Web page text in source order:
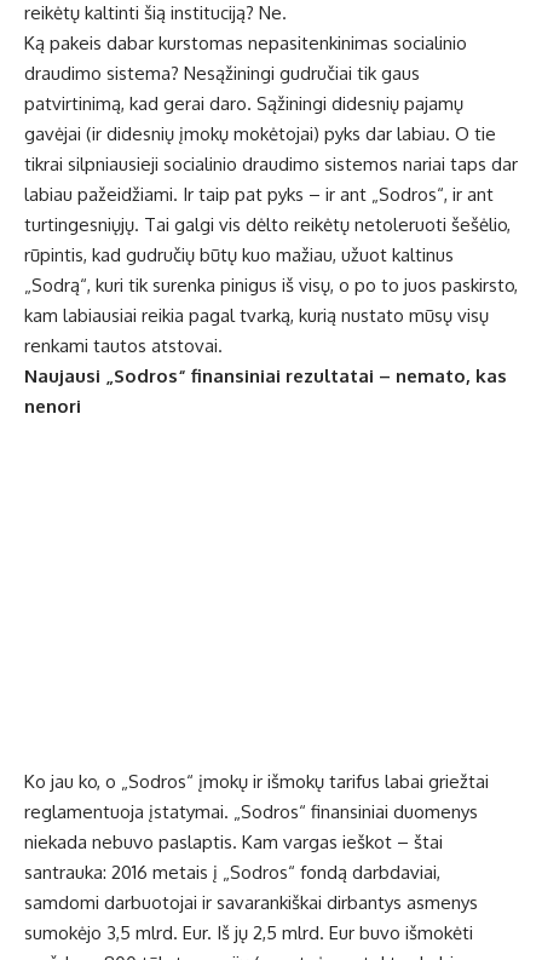
reikėtų kaltinti šią instituciją? Ne.
Ką pakeis dabar kurstomas nepasitenkinimas socialinio
draudimo sistema? Nesąžiningi gudručiai tik gaus
patvirtinimą, kad gerai daro. Sąžiningi didesnių pajamų
gavėjai (ir didesnių įmokų mokėtojai) pyks dar labiau. O tie
tikrai silpniausieji socialinio draudimo sistemos nariai taps dar
labiau pažeidžiami. Ir taip pat pyks – ir ant „Sodros“, ir ant
turtingesniųjų. Tai galgi vis dėlto reikėtų netoleruoti šešėlio,
rūpintis, kad gudručių būtų kuo mažiau, užuot kaltinus
„Sodrą“, kuri tik surenka pinigus iš visų, o po to juos paskirsto,
kam labiausiai reikia pagal tvarką, kurią nustato mūsų visų
renkami tautos atstovai.
Naujausi „Sodros“ finansiniai rezultatai – nemato, kas
nenori
Ko jau ko, o „Sodros“ įmokų ir išmokų tarifus labai griežtai
reglamentuoja įstatymai. „Sodros“ finansiniai duomenys
niekada nebuvo paslaptis. Kam vargas ieškot – štai
santrauka: 2016 metais į „Sodros“ fondą darbdaviai,
samdomi darbuotojai ir savarankiškai dirbantys asmenys
sumokėjo 3,5 mlrd. Eur. Iš jų 2,5 mlrd. Eur buvo išmokėti